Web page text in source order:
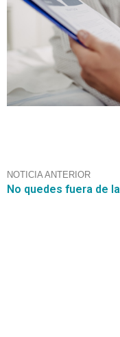
NOTICIA ANTERIOR